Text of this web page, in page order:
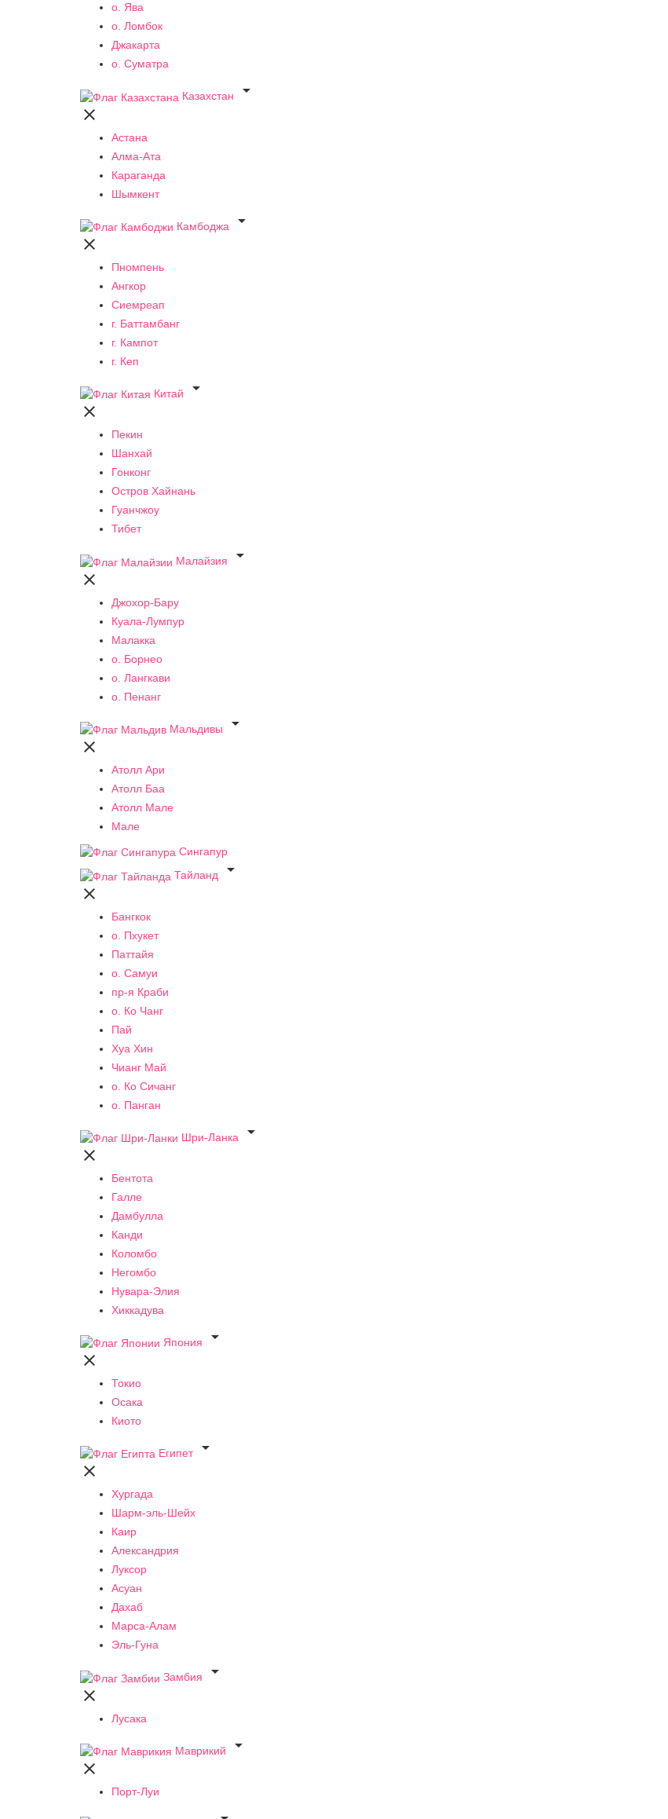
о. Ява
о. Ломбок
Джакарта
о. Суматра
Казахстан


Астана
Алма-Ата
Караганда
Шымкент
Камбоджа


Пномпень
Ангкор
Сиемреап
г. Баттамбанг
г. Кампот
г. Кеп
Китай


Пекин
Шанхай
Гонконг
Остров Хайнань
Гуанчжоу
Тибет
Малайзия


Джохор-Бару
Куала-Лумпур
Малакка
о. Борнео
о. Лангкави
о. Пенанг
Мальдивы


Атолл Ари
Атолл Баа
Атолл Мале
Мале
Сингапур
Тайланд


Бангкок
о. Пхукет
Паттайя
о. Самуи
пр-я Краби
о. Ко Чанг
Пай
Хуа Хин
Чианг Май
о. Ко Сичанг
о. Панган
Шри-Ланка


Бентота
Галле
Дамбулла
Канди
Коломбо
Негомбо
Нувара-Элия
Хиккадува
Япония


Токио
Осака
Киото
Египет


Хургада
Шарм-эль-Шейх
Каир
Александрия
Луксор
Асуан
Дахаб
Марса-Алам
Эль-Гуна
Замбия


Лусака
Маврикий


Порт-Луи